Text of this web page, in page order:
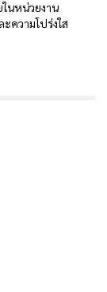
ในหน่วยงาน
ความโปร่งใส